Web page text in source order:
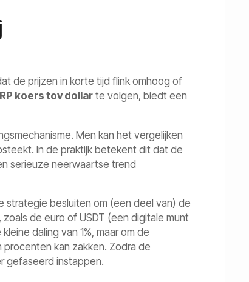
de prijzen in korte tijd flink omhoog of
koers tov dollarte volgen, biedt een
Men kan het vergelijken
In de praktijk betekent dit dat de
serieuze neerwaartse trend
strategie besluiten om (een deel van) de
de euro of USDT (een digitale munt
daling van 1%, maar om de
kan zakken. Zodra de
gefaseerd instappen.